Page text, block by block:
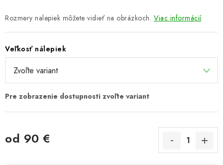
Rozmery nalepiek môžete vidieť na obrázkoch. Viac informácií
Veľkosť nálepiek
od 90 €